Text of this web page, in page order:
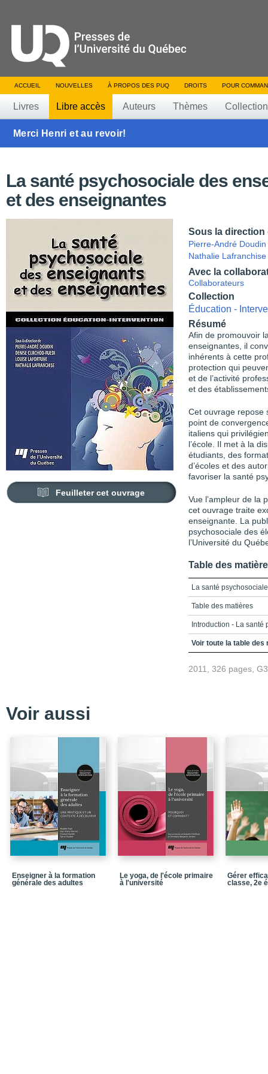
ACCUEIL NOUVELLES À PROPOS DES PUQ DROITS POUR
Livres Libre accès Auteurs Thèmes
Merci Henri et au revoir!
La santé psychosociale des
et des enseignantes
Feuilleter cet ouvrage
Sous la direction
Pierre-André Doudin
Nathalie Lafranchise
Avec la
Collaborateurs
Collection
Éducation -
Résumé
Afin de promouvoir
enseignantes, il
inhérents à cette
protection qui
et de l’activité
et des
Cet ouvrage repose
point de
italiens qui
l’école. Il met à la
étudiants, des
d’écoles et des
favoriser la santé
Vue l’ampleur de la
cet ouvrage traite
enseignante. La
psychosociale des
l’Université du
Table des
La santé
Table des matières
Introduction - La
Partie 1 - SANTÉ
FACTEURS DE
Le soutien social
Équilibre émotionnel
travail
Travail émotionnel et
Santé et capital
Partie 3 - SANTÉ
DANS
psychosociale des
Voir toute la table des
2011, 326 pages,
Voir aussi
Enseigner à la formation
générale des adultes
Le yoga, de l'école primaire
à l'université
Gérer
classe, 2e